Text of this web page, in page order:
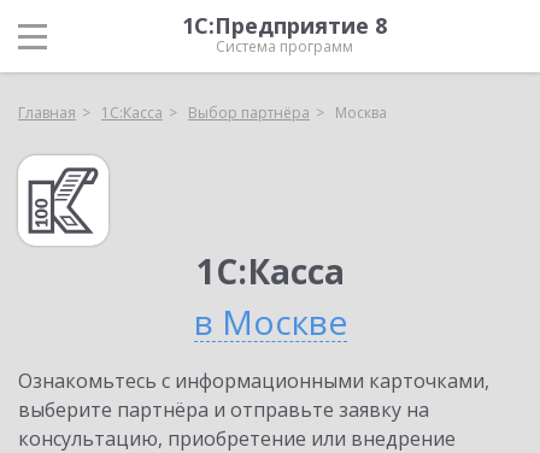
1С:Предприятие 8
Система программ
Главная 1С:Касса Выбор партнёра Москва
1С:Касса
в Москве
Ознакомьтесь с информационными карточками,
выберите партнёра и отправьте заявку на
консультацию, приобретение или внедрение